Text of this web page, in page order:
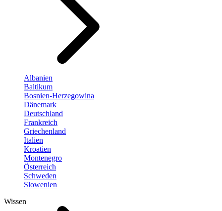
Albanien
Baltikum
Bosnien-Herzegowina
Dänemark
Deutschland
Frankreich
Griechenland
Italien
Kroatien
Montenegro
Österreich
Schweden
Slowenien
Wissen